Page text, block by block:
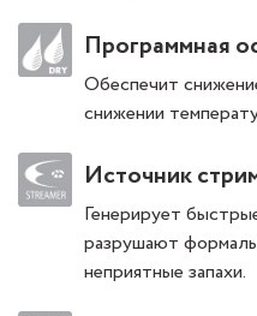
Программная
Обеспечит
снижении
Источник
Генерирует
разрушают
неприятные запахи.